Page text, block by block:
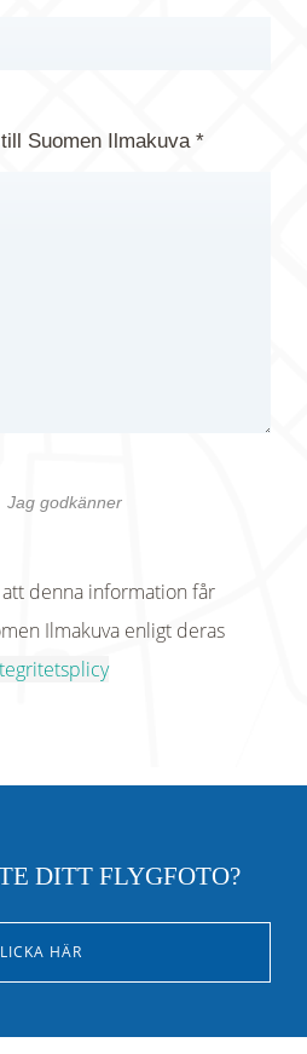
Suomen Ilmakuva *
Jag godkänner
att denna information får
Ilmakuva enligt deras
DITT FLYGFOTO?
HÄR